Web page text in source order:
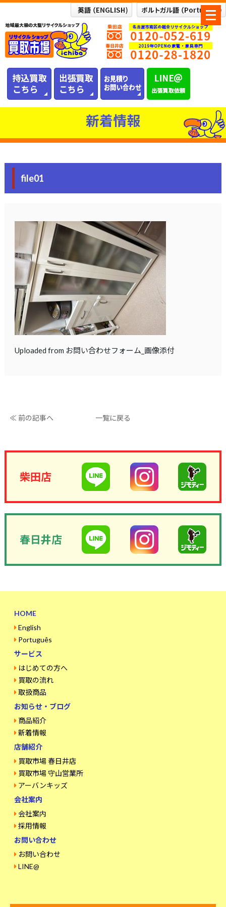
メ
ニ
ュ
ー
新着情報
file01
Uploaded from お問い合わせフォーム_画像添付
≪ 前の記事へ 一覧に戻る
柴田店
春日井店
HOME
English
Português
サービス
はじめての方へ
買取の流れ
取扱商品
お知らせ・ブログ
商品紹介
新着情報
店舗紹介
買取市場 春日井店
買取市場 守山営業所
アーバンキッズ
会社案内
会社案内
採用情報
お問い合わせ
お問い合わせ
LINE@